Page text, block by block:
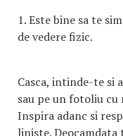
1. Este bine sa te
de vedere fizic.
Casca, intinde-te si
sau pe un fotoliu cu
Inspira adanc si
liniste.